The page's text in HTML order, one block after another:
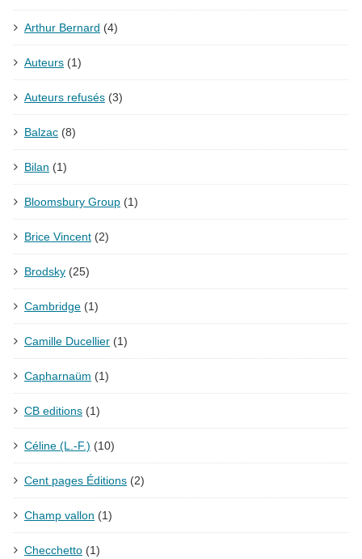
Arthur Bernard (4)
Auteurs (1)
Auteurs refusés (3)
Balzac (8)
Bilan (1)
Bloomsbury Group (1)
Brice Vincent (2)
Brodsky (25)
Cambridge (1)
Camille Ducellier (1)
Capharnaüm (1)
CB editions (1)
Céline (L.-F.) (10)
Cent pages Éditions (2)
Champ vallon (1)
Checchetto (1)